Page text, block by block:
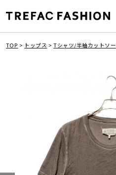
TOP > トップス > Tシャツ/半袖カットソー